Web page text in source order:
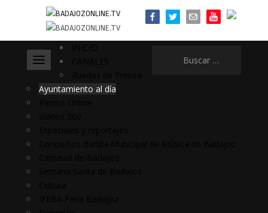
Ayuntamiento al día